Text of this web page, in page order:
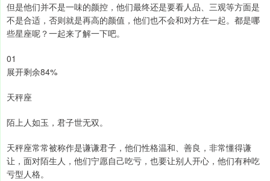
但是他们并不是一味的颜控，他们最终还是要看人品、三观等方面是
不是合适，否则就是再高的颜值，他们也不会和对方在一起。都是哪
些星座呢？一起来了解一下吧。
01
展开剩余84%
天秤座
陌上人如玉，君子世无双。
天秤座常常被称作是谦谦君子，他们性格温和、善良，非常懂得谦
让，面对陌生人，他们宁愿自己吃亏，也要让别人开心，他们有种吃
亏型人格。